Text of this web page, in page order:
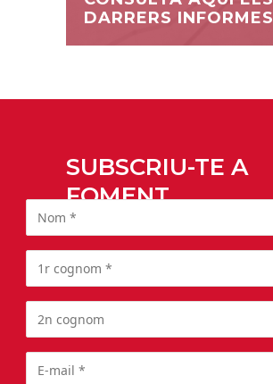
DARRERS INFORMES
SUBSCRIU-TE A
FOMENT